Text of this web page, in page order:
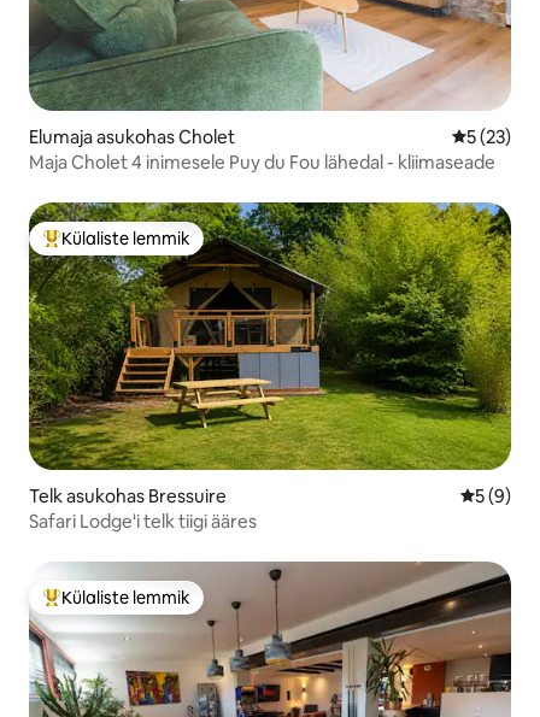
Elumaja asukohas Cholet Keskmine
5 (23)
Maja Cholet 4 inimesele Puy du Fou lähedal - kliimaseade
Külaliste suur lemmik
Külaliste lemmik
Telk asukohas Bressuire
5 (9)
Safari Lodge'i telk tiigi ääres
Külaliste suur lemmik
Külaliste lemmik